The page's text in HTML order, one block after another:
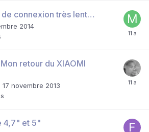
de connexion très lent…
2014
retour du XIAOMI
17 novembre 2013
4,7" et 5"